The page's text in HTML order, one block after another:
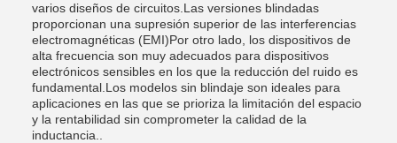
varios diseños de circuitos.Las versiones blindadas
proporcionan una supresión superior de las interferencias
electromagnéticas (EMI)Por otro lado, los dispositivos de
alta frecuencia son muy adecuados para dispositivos
electrónicos sensibles en los que la reducción del ruido es
fundamental.Los modelos sin blindaje son ideales para
aplicaciones en las que se prioriza la limitación del espacio
y la rentabilidad sin comprometer la calidad de la
inductancia..